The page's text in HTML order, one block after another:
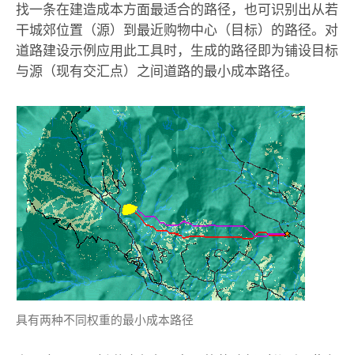
找一条在建造成本方面最适合的路径，也可识别出从若
干城郊位置（源）到最近购物中心（目标）的路径。对
道路建设示例应用此工具时，生成的路径即为铺设目标
与源（现有交汇点）之间道路的最小成本路径。
具有两种不同权重的最小成本路径